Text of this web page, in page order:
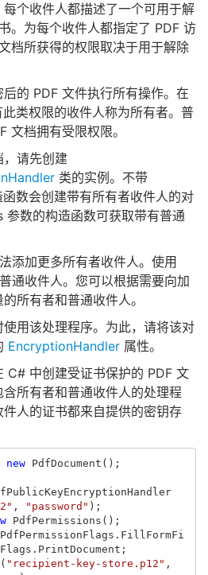
个收件人都描述了一个可用于解
。为每个收件人都指定了 PDF 访
档所获得的权限取决于用于解除
的 PDF 文件执行所有操作。在
类权限的收件人称为所有者。普
文档拥有受限权限。
，请先创建
类的实例。不带
数会创建带有所有者收件人的对
数的构造函数可获取带有普通
添加更多所有者收件人。使用
通收件人。您可以根据需要向加
所有者和普通收件人。
用该处理程序。为此，请将该对
EncryptionHandler 属性。
C# 中创建受证书保护的 PDF 文
所有者和普通收件人的处理程
人的证书都来自提供的密钥存
new PdfDocument ();
, "password" );
PdfPermissions ();
PdfPermissionFlags . FillFormFi
. PrintDocument ;
( "recipient-key-store.p12" ,